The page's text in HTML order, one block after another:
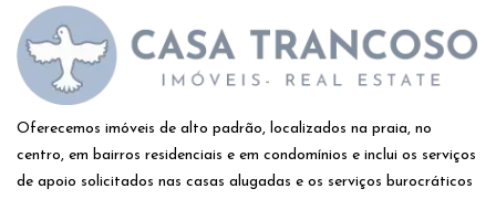
Oferecemos imóveis de alto padrão, localizados na praia, no
centro, em bairros residenciais e em condomínios e inclui os serviços
de apoio solicitados nas casas alugadas e os serviços burocráticos